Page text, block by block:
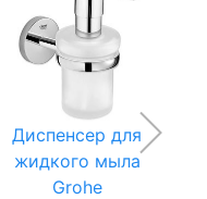
Диспенсер для
жидкого мыла
Grohe